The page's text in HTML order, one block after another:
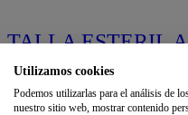
TALLA ESTERIL
FENESTRADA
MITADES DOBLE
Utilizamos cookies
Podemos utilizarlas para el análisis de
nuestro sitio web, mostrar contenido